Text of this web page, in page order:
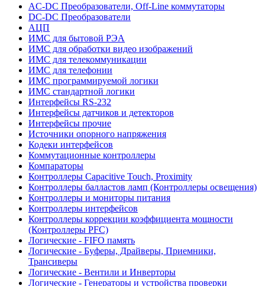
AC-DC Преобразователи, Off-Line коммутаторы
DC-DC Преобразователи
АЦП
ИМС для бытовой РЭА
ИМС для обработки видео изображений
ИМС для телекоммуникации
ИМС для телефонии
ИМС программируемой логики
ИМС стандартной логики
Интерфейсы RS-232
Интерфейсы датчиков и детекторов
Интерфейсы прочие
Источники опорного напряжения
Кодеки интерфейсов
Коммутационные контроллеры
Компараторы
Контроллеры Capacitive Touch, Proximity
Контроллеры балластов ламп (Контроллеры освещения)
Контроллеры и мониторы питания
Контроллеры интерфейсов
Контроллеры коррекции коэффициента мощности
(Контроллеры PFC)
Логические - FIFO память
Логические - Буферы, Драйверы, Приемники,
Трансиверы
Логические - Вентили и Инверторы
Логические - Генераторы и устройства проверки